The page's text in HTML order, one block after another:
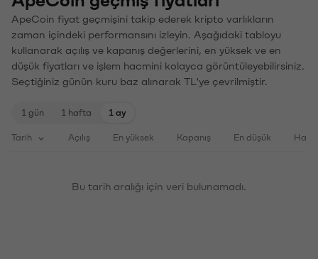
ApeCoin fiyat geçmişini takip ederek kripto varlıkların
zaman içindeki performansını izleyin. Aşağıdaki tabloyu
kullanarak açılış ve kapanış değerlerini, en yüksek ve en
düşük fiyatları ve işlem hacmini kolayca görüntüleyebilirsiniz.
Seçtiğiniz günün kuru baz alınarak TL'ye çevrilmiştir.
1 gün 1 hafta 1 ay
Tarih Açılış En yüksek Kapanış En düşük
Bu tarih aralığı için veri bulunamadı.